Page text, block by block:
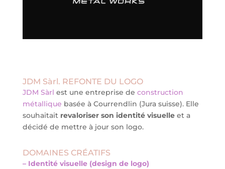
JDM Sàrl. REFONTE DU LOGO
JDM Sàrl est une entreprise de construction
métallique basée à Courrendlin (Jura suisse). Elle
souhaitait revaloriser son identité visuelleet a
décidé de mettre à jour son logo.
DOMAINES CRÉATIFS
– Identité visuelle (design de logo)